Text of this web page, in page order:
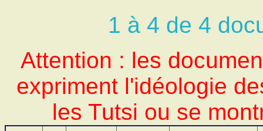
1 à 4 de 4
Attention : les
expriment l'idéologie
les Tutsi ou se